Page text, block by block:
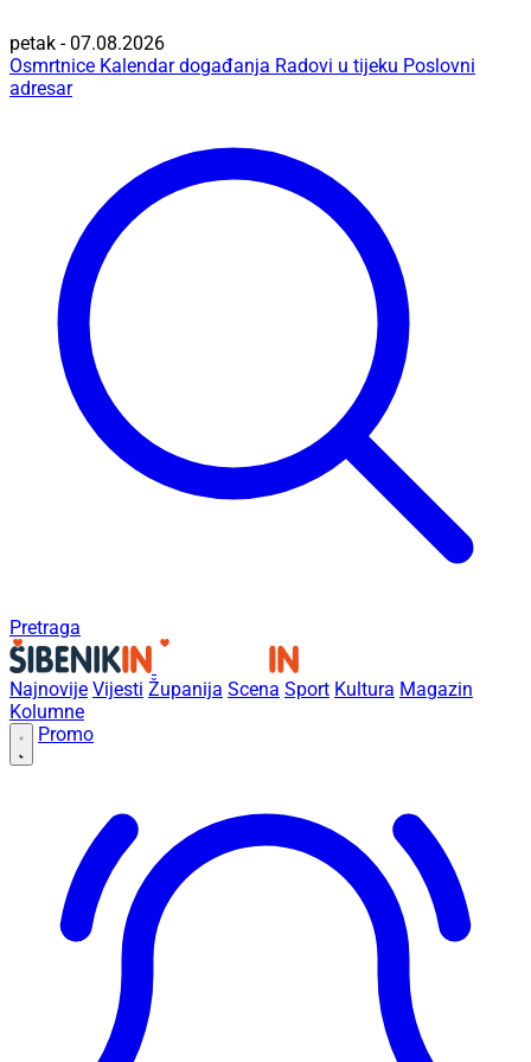
petak - 07.08.2026
Osmrtnice Kalendar događanja Radovi u tijeku Poslovni
adresar
Pretraga
Najnovije Vijesti Županija Scena Sport Kultura Magazin
Kolumne
Promo